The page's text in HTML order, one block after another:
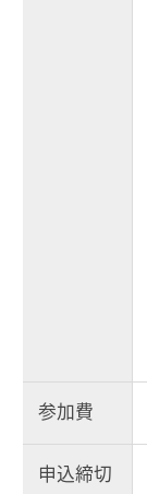
参加費
申込締切